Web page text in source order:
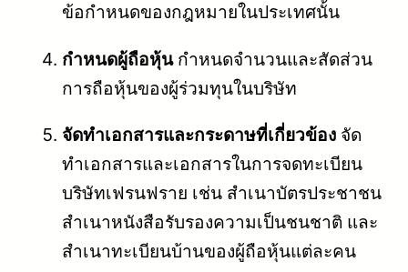
ข้อกำหนดของกฎหมายในประเทศนั้น
กำหนดผู้ถือหุ้นกำหนดจำนวนและสัดส่วน
การถือหุ้นของผู้ร่วมทุนในบริษัท
จัดทำเอกสารและกระดาษที่เกี่ยวข้อง จัด
ทำเอกสารและเอกสารในการจดทะเบียน
บริษัทเฟรนฟราย เช่น สำเนาบัตรประชาชน
สำเนาหนังสือรับรองความเป็นชนชาติ และ
สำเนาทะเบียนบ้านของผู้ถือหุ้นแต่ละคน